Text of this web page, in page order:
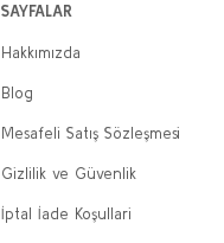
SAYFALAR
Hakkımızda
Blog
Mesafeli Satış Sözleşmesi
Gizlilik ve Güvenlik
İptal İade Koşullari